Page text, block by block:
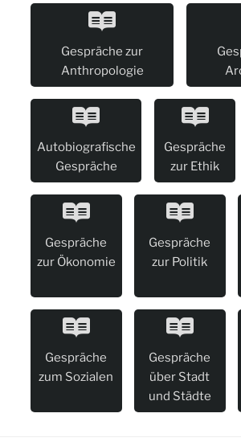
Gespräche zur
Anthropologie
Autobiografische
Gespräche
Gespräche
zur Ethik
Gespräche
zur Ökonomie
Gespräche
zur Politik
Gespräche
zum Sozialen
Gespräche
über Stadt
und Städte